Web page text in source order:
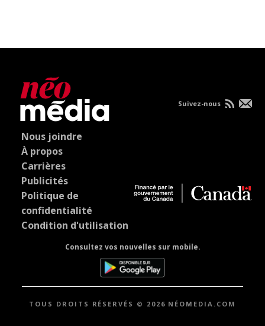
Nous joindre
À propos
Carrières
Publicités
Politique de
confidentialité
Condition d'utilisation
Consultez vos nouvelles sur mobile.
Suivez-nous
TOUS DROITS RÉSERVÉS © 2026 NÉOMEDIA.COM